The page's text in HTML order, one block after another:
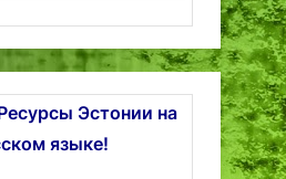
Эстонии на
языке!